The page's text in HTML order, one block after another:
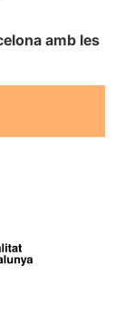
amb les